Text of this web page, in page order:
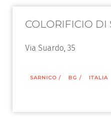
COLORIFICIO DI
Via Suardo, 35
SARNICO / BG / ITALIA